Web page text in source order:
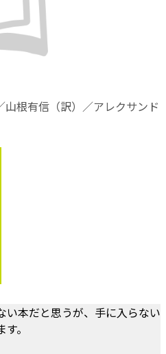
根有信（訳）／アレクサンド
い本だと思うが、手に入らない
。